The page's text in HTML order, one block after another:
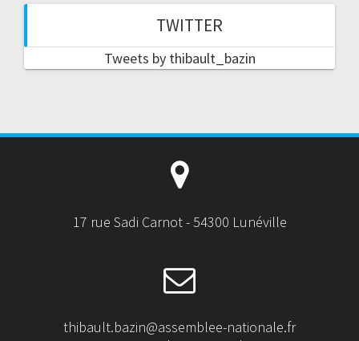
TWITTER
Tweets by thibault_bazin
17 rue Sadi Carnot - 54300 Lunéville
thibault.bazin@assemblee-nationale.fr